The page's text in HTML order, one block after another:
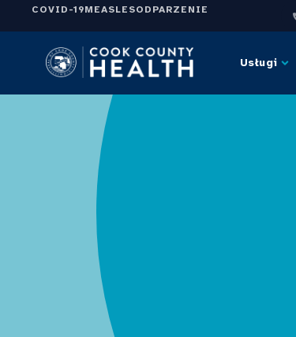
COVID-19MEASLESODPARZENIE
Usługi